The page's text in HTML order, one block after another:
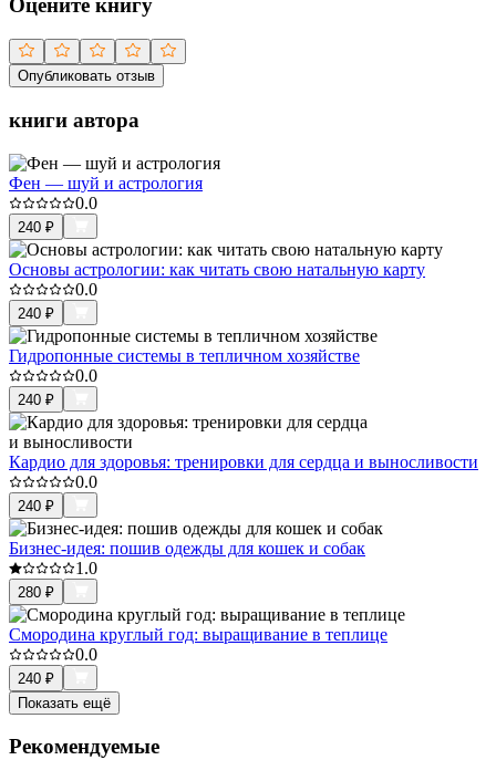
Оцените книгу
Опубликовать отзыв
книги автора
Фен — шуй и астрология
0.0
240 ₽
Основы астрологии: как читать свою натальную карту
0.0
240 ₽
Гидропонные системы в тепличном хозяйстве
0.0
240 ₽
Кардио для здоровья: тренировки для сердца и выносливости
0.0
240 ₽
Бизнес-идея: пошив одежды для кошек и собак
1.0
280 ₽
Смородина круглый год: выращивание в теплице
0.0
240 ₽
Показать ещё
Рекомендуемые